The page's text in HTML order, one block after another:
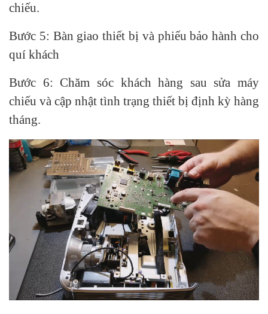
chiếu.
Bước 5: Bàn giao thiết bị và phiếu bảo hành cho
quí khách
Bước 6: Chăm sóc khách hàng sausửa máy
chiếu và cập nhật tình trạng thiết bị định kỳ hàng
tháng.